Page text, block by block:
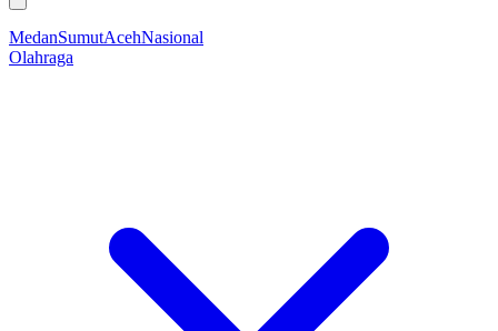
MedanSumutAcehNasional
Olahraga